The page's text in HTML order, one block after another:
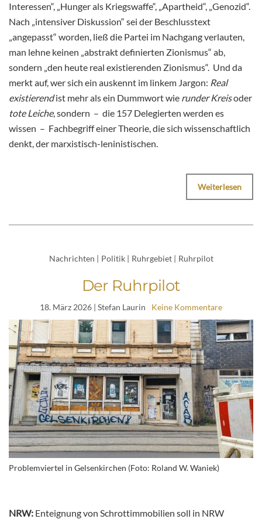
Interessen“, „Hunger als Kriegswaffe“, „Apartheid“, „Genozid“.
Nach „intensiver Diskussion“ sei der Beschlusstext
„angepasst“ worden, ließ die Partei im Nachgang verlauten,
man lehne keinen „abstrakt definierten Zionismus“ ab,
sondern „den heute real existierenden Zionismus“. Und da
merkt auf, wer sich ein auskennt im linkem Jargon: Real
existierendist mehr als ein Dummwort wie runder Kreisoder
tote Leiche, sondern – die 157 Delegierten werden es
wissen – Fachbegriff einer Theorie, die sich wissenschaftlich
denkt, der marxistisch-leninistischen.
Weiterlesen
Nachrichten | Politik | Ruhrgebiet | Ruhrpilot
Der Ruhrpilot
18. März 2026 | Stefan Laurin Keine Kommentare
Problemviertel in Gelsenkirchen (Foto: Roland W. Waniek)
NRW: Enteignung von Schrottimmobilien soll in NRW